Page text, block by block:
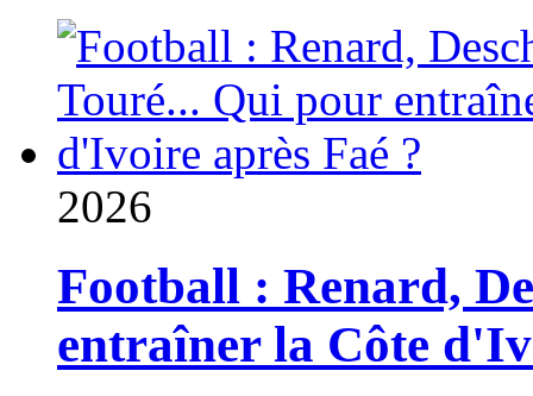
2026
Football : Renard,
entraîner la Côte